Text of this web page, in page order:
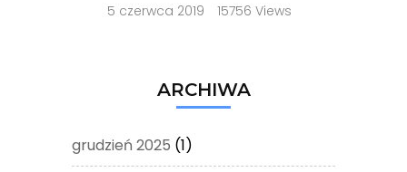
5 czerwca 2019 15756 Views
ARCHIWA
grudzień 2025 (1)